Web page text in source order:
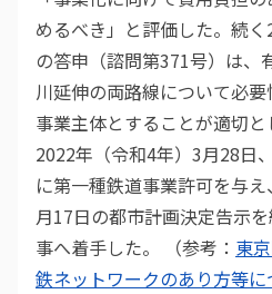
めるべき」と評価した。続
の答申（諮問第371号）は、
川延伸の両路線について必
事業主体とすることが適切
2022年（令和4年）3月28日
に第一種鉄道事業許可を与
月17日の都市計画決定告示
事へ着手した。 （参考： 東
鉄ネットワークのあり方等